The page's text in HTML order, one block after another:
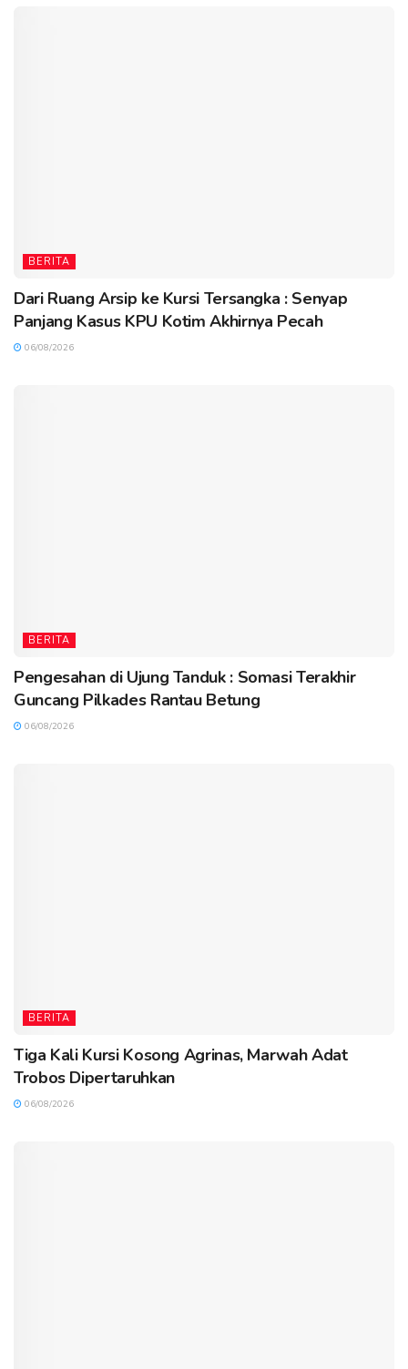
BERITA
Dari Ruang Arsip ke Kursi Tersangka : Senyap
Panjang Kasus KPU Kotim Akhirnya Pecah
06/08/2026
BERITA
Pengesahan di Ujung Tanduk : Somasi Terakhir
Guncang Pilkades Rantau Betung
06/08/2026
BERITA
Tiga Kali Kursi Kosong Agrinas, Marwah Adat
Trobos Dipertaruhkan
06/08/2026